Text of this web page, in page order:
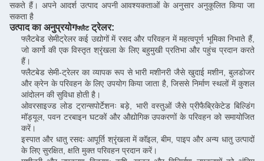
सकते हैं। अपने आदर्श उत्पाद अपनी आवश्यकताओं के अनुसार अनुकूलित किया जा
सकता है
उत्पाद का अनुप्रयोगफ्लैट ट्रेलर:
फ्लैटबेड सेमीट्रेलर कई उद्योगों में रसद और परिवहन में महत्वपूर्ण भूमिका निभाते हैं,
जो कार्गो की एक विस्तृत श्रृंखला के लिए बहुमुखी प्रतिभा और पहुंच प्रदान करते
हैं।
फ्लैटबेड सेमी-ट्रेलर का व्यापक रूप से भारी मशीनरी जैसे खुदाई मशीन, बुलडोजर
और क्रेन के परिवहन के लिए उपयोग किया जाता है, जिससे निर्माण स्थलों में कुशल
आंदोलन की सुविधा होती है।
ओवरसाइज्ड लोड ट्रान्सपोर्टेशनः बड़े, भारी वस्तुओं जैसे प्रीफैब्रिकेटेड बिल्डिंग
मॉड्यूल, पवन टरबाइन घटकों और औद्योगिक उपकरणों के परिवहन को समायोजित
करें।
इस्पात और धातु रसदः आपूर्ति श्रृंखला में कॉइल, बीम, पाइप और अन्य धातु उत्पादों
के लिए सुरक्षित, क्षति मुक्त परिवहन प्रदान करें।